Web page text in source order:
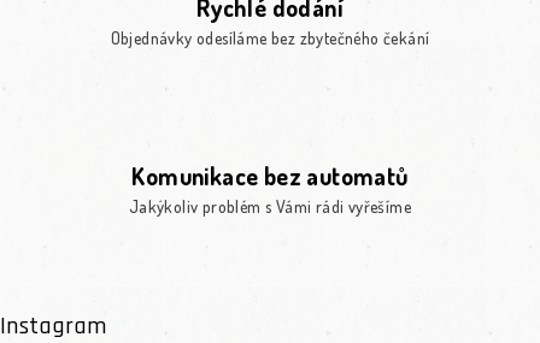
Rychlé dodání
Objednávky odesíláme bez zbytečného čekání
Komunikace bez automatů
Jakýkoliv problém s Vámi rádi vyřešíme
Instagram